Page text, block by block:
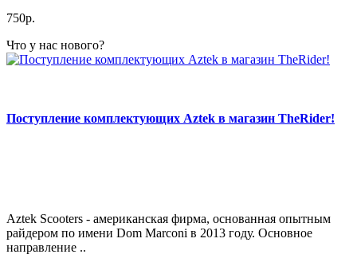
750р.
Что у нас нового?
Поступление комплектующих Aztek в магазин TheRider!
Aztek Scooters - американская фирма, основанная опытным
райдером по имени Dom Marconi в 2013 году. Основное
направление ..